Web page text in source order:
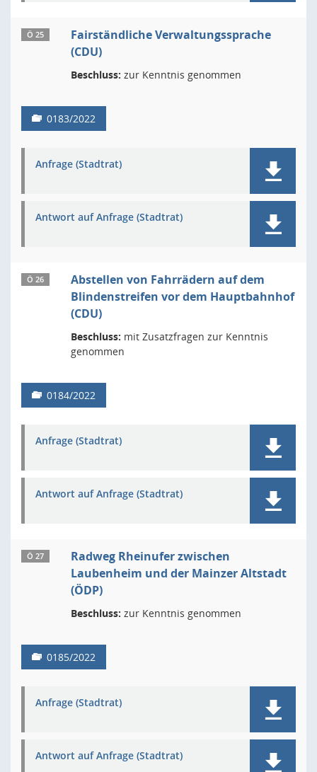
Ö 25
Fairständliche Verwaltungssprache
(CDU)
Beschluss: zur Kenntnis genommen
0183/2022
Anfrage (Stadtrat)
Antwort auf Anfrage (Stadtrat)
Ö 26
Abstellen von Fahrrädern auf dem
Blindenstreifen vor dem Hauptbahnhof
(CDU)
Beschluss: mit Zusatzfragen zur Kenntnis
genommen
0184/2022
Anfrage (Stadtrat)
Antwort auf Anfrage (Stadtrat)
Ö 27
Radweg Rheinufer zwischen
Laubenheim und der Mainzer Altstadt
(ÖDP)
Beschluss: zur Kenntnis genommen
0185/2022
Anfrage (Stadtrat)
Antwort auf Anfrage (Stadtrat)